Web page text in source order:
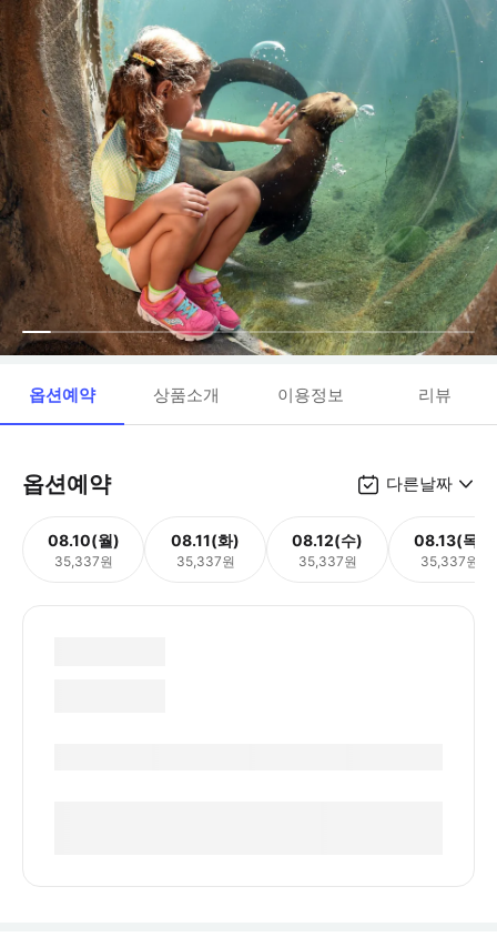
옵션예약 상품소개 이용정보 리뷰
옵션예약 다른날짜
08.10(월)
35,337원
08.11(화)
35,337원
08.12(수)
35,337원
08.13(목)
35,337원